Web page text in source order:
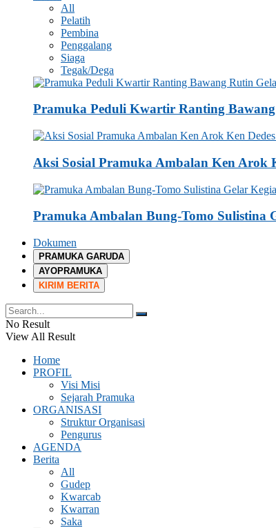
All
Pelatih
Pembina
Penggalang
Siaga
Tegak/Dega
Pramuka Peduli Kwartir Ranting
Aksi Sosial Pramuka Ambalan Ken Arok
Pramuka Ambalan Bung-Tomo Sulistina
Dokumen
PRAMUKA GARUDA
AYOPRAMUKA
KIRIM BERITA
No Result
View All Result
Home
PROFIL
Visi Misi
Sejarah Pramuka
ORGANISASI
Struktur Organisasi
Pengurus
AGENDA
Berita
All
Gudep
Kwarcab
Kwarran
Saka